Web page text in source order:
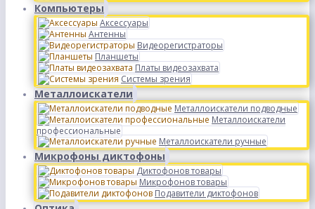
Компьютеры
Аксессуары
Антенны
Видеорегистраторы
Планшеты
Платы видеозахвата
Системы зрения
Металлоискатели
Металлоискатели подводные
Металлоискатели
профессиональные
Металлоискатели ручные
Микрофоны диктофоны
Диктофонов товары
Микрофонов товары
Подавители диктофонов